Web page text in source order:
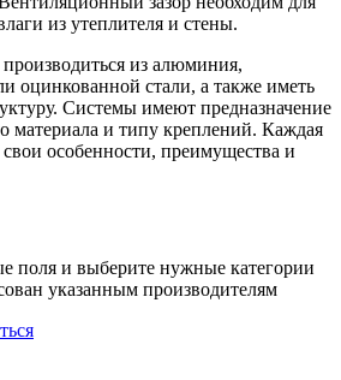
из утеплителя и стены.
из алюминия,
оцинкованной стали, а также иметь
Системы имеют предназначение
материала и типу креплений. Каждая
особенности, преимущества и
поля и выберите нужные категории
указанным производителям